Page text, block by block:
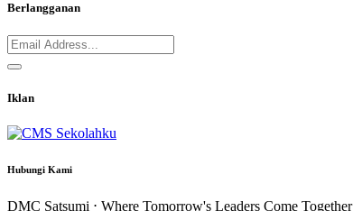
Berlangganan
Iklan
Hubungi Kami
DMC Satsumi ⋅ Where Tomorrow's Leaders Come Together